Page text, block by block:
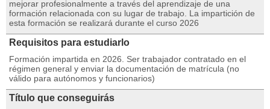
mejorar profesionalmente a través del aprendizaje de una
formación relacionada con su lugar de trabajo. La impartición de
esta formación se realizará durante el curso 2026
Requisitos para estudiarlo
Formación impartida en 2026. Ser trabajador contratado en el
régimen general y enviar la documentación de matrícula (no
válido para autónomos y funcionarios)
Título que conseguirás